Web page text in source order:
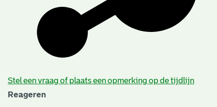
Stel een vraag of plaats een opmerking op de tijdlijn
Reageren